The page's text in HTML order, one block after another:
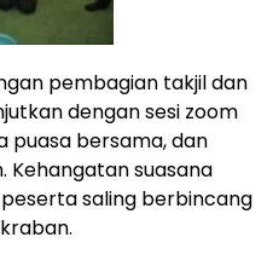
pembagian takjil dan
dengan sesi zoom
puasa bersama, dan
Kehangatan suasana
saling berbincang